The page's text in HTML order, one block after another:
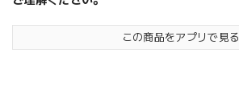
この商品をアプリで見る